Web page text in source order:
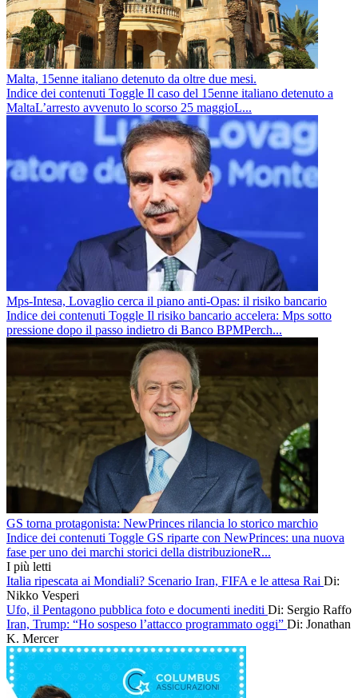
Malta, 15enne italiano detenuto da oltre due mesi.
Indice dei contenuti Toggle Il caso del 15enne italiano detenuto a
MaltaL’arresto avvenuto lo scorso 25 maggioL...
Mps-Intesa, Lovaglio cerca il piano anti-Opas: il risiko bancario
Indice dei contenuti Toggle Il risiko bancario accelera: Mps sotto
pressione dopo il passo indietro di Banco BPMPerch...
GS torna protagonista: NewPrinces rilancia lo storico marchio
Indice dei contenuti Toggle GS riparte con NewPrinces: una nuova
fase per uno dei marchi storici della distribuzioneR...
I più letti
Italia ripescata ai Mondiali? Scenario Iran, FIFA e le attesa Rai Di:
Nikko Vesperi
Ufo, il Pentagono pubblica foto e documenti inediti Di: Sergio Raffo
Iran, Trump: “Ho sospeso l’attacco programmato oggi” Di: Jonathan
K. Mercer